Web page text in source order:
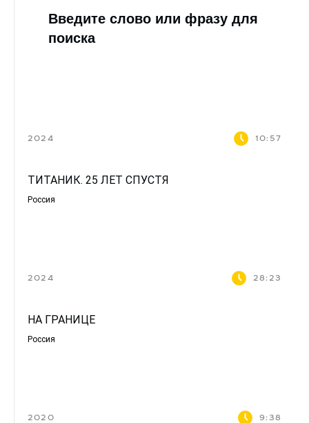
Введите слово или фразу для
поиска
2024 10:57
ТИТАНИК. 25 ЛЕТ СПУСТЯ
Россия
2024 28:23
НА ГРАНИЦЕ
Россия
2020 9:38